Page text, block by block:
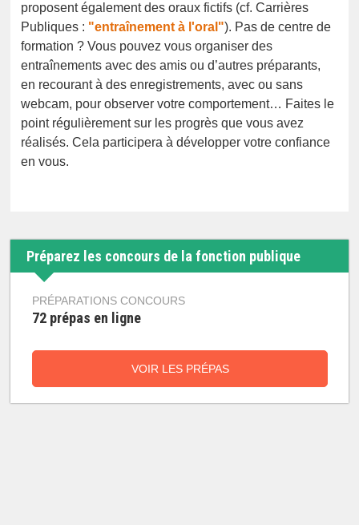
proposent également des oraux fictifs (cf. Carrières
Publiques : "entraînement à l'oral"). Pas de centre de
formation ? Vous pouvez vous organiser des
entraînements avec des amis ou d’autres préparants,
en recourant à des enregistrements, avec ou sans
webcam, pour observer votre comportement… Faites le
point régulièrement sur les progrès que vous avez
réalisés. Cela participera à développer votre confiance
en vous.
Préparez les concours de la fonction publique
PRÉPARATIONS CONCOURS
72 prépas en ligne
VOIR LES PRÉPAS